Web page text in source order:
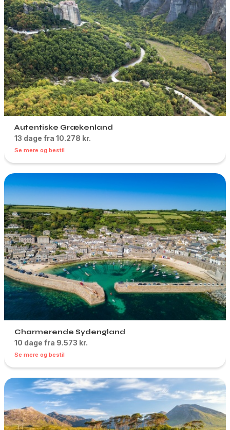
Autentiske Grækenland
13 dage fra 10.278 kr.
Se mere og bestil
Charmerende Sydengland
10 dage fra 9.573 kr.
Se mere og bestil